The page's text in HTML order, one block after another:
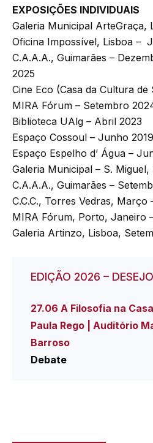
EXPOSIÇÕES INDIVIDUAIS
Galeria Municipal ArteGraça,
Oficina Impossível, Lisboa –
C.A.A.A., Guimarães –
2025
Cine Eco (Casa da Cultura
MIRA Fórum – Setembro
Biblioteca UAlg – Abril 2023
Espaço Cossoul – Junho 2019
Espaço Espelho d’ Água –
Galeria Municipal – S.
C.A.A.A., Guimarães –
C.C.C., Torres Vedras, Março
MIRA Fórum, Porto, Janeiro
Galeria Artinzo, Lisboa,
EDIÇÃO 2026 – DESEJO
27.06 A Filosofia na
Paula Rego | Auditório
Barroso
Debate